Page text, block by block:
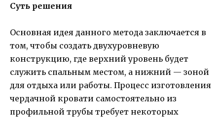
Суть решения
Основная идея данного метода заключается в
том, чтобы создать двухуровневую
конструкцию, где верхний уровень будет
служить спальным местом, а нижний — зоной
для отдыха или работы. Процесс изготовления
чердачной кровати самостоятельно из
профильной трубы требует некоторых